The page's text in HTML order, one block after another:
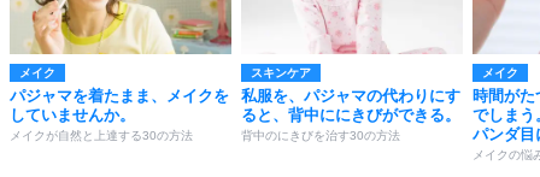
メイク
パジャマを着たまま、メイクを
していませんか。
メイクが自然と上達する30の方法
スキンケア
私服を、パジャマの代わりにす
ると、背中ににきびができる。
背中のにきびを治す30の方法
メイク
時間がた
でしまう
パンダ目
メイクの悩